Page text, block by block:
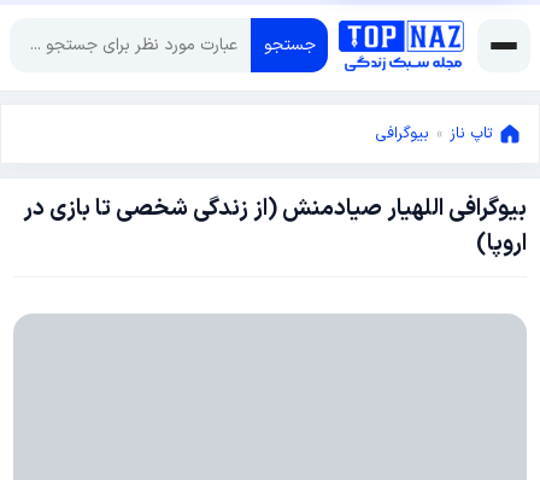
جستجو
تاپ ناز » بیوگرافی
بیوگرافی اللهیار صیادمنش (از زندگی شخصی تا بازی در
اروپا)
ژانویه
27,
27,